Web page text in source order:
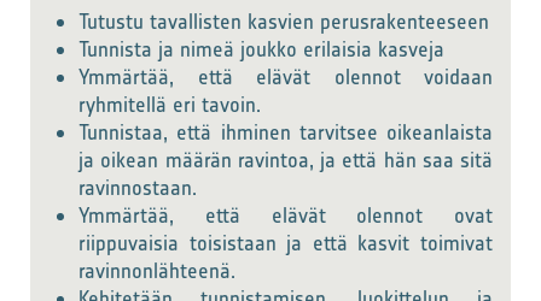
Tutustu tavallisten kasvien perusrakenteeseen
Tunnista ja nimeä joukko erilaisia kasveja
Ymmärtää, että elävät olennot voidaan
ryhmitellä eri tavoin.
Tunnistaa, että ihminen tarvitsee oikeanlaista
ja oikean määrän ravintoa, ja että hän saa sitä
ravinnostaan.
Ymmärtää, että elävät olennot ovat
riippuvaisia toisistaan ja että kasvit toimivat
ravinnonlähteenä.